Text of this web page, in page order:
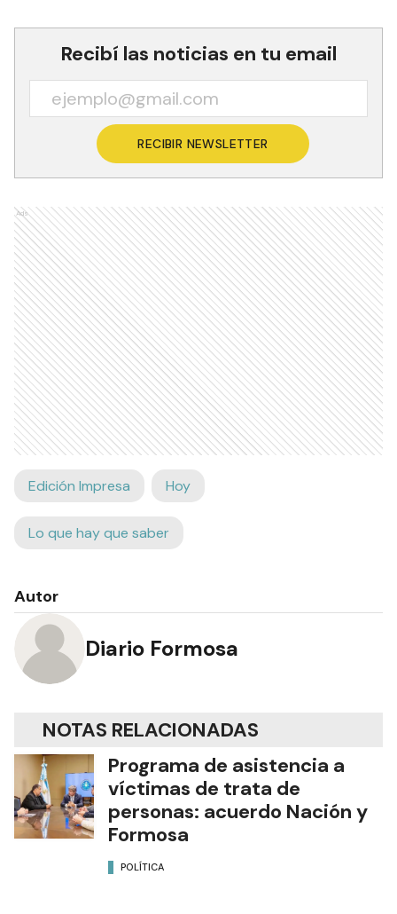
Recibí las noticias en tu email
RECIBIR NEWSLETTER
Ads
Edición Impresa Hoy
Lo que hay que saber
Autor
Diario Formosa
NOTAS RELACIONADAS
Programa de asistencia a
víctimas de trata de
personas: acuerdo Nación y
Formosa
POLÍTICA